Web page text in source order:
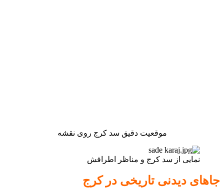
موقعیت دقیق سد کرج روی نقشه
نمایی از سد کرج و مناظر اطرافش
جاهای دیدنی تاریخی در کرج